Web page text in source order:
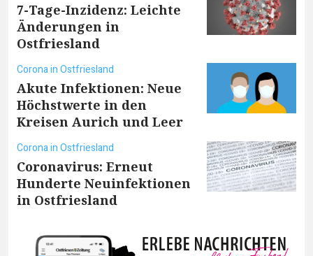
7-Tage-Inzidenz: Leichte
Änderungen in
Ostfriesland
Corona in Ostfriesland
Akute Infektionen: Neue
Höchstwerte in den
Kreisen Aurich und Leer
Corona in Ostfriesland
Coronavirus: Erneut
Hunderte Neuinfektionen
in Ostfriesland